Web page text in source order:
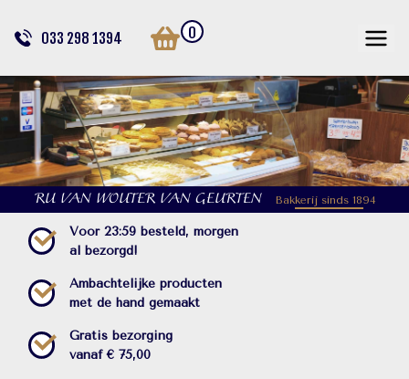
033 298 1394 0
RU VAN WOUTER VAN GEURTEN Bakkerij sinds 1894
Voor 23:59 besteld, morgen
al bezorgd!
Ambachtelijke producten
met de hand gemaakt
Gratis bezorging
vanaf € 75,00